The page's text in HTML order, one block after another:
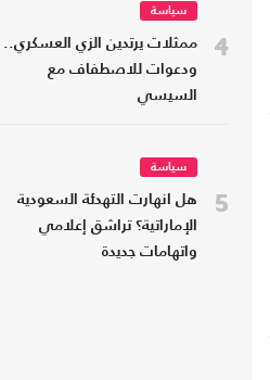
4
سياسة
ممثلات يرتدين الزي العسكري..
ودعوات للاصطفاف مع
السيسي
5
سياسة
هل انهارت التهدئة السعودية
الإماراتية؟ تراشق إعلامي
واتهامات جديدة